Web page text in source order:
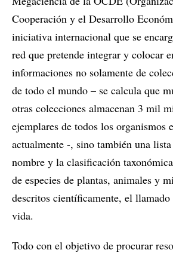
Cooperación y el Desarrollo
iniciativa internacional que se
red que pretende integrar y colocar
informaciones no solamente de
de todo el mundo – se calcula que
otras colecciones almacenan 3 mil
ejemplares de todos los organismos
actualmente -, sino también una
nombre y la clasificación
de especies de plantas, animales y
descritos científicamente, el
vida.
Todo con el objetivo de procurar